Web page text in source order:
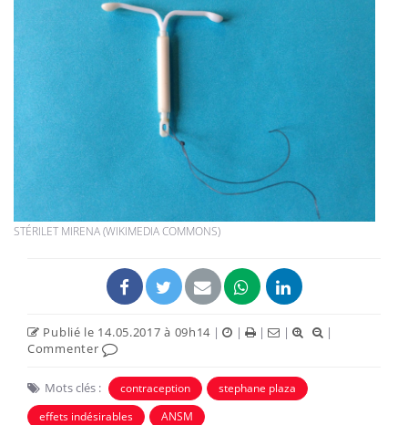
STÉRILET MIRENA (WIKIMEDIA COMMONS)
Publié le 14.05.2017 à 09h14 | | | |
|
Commenter
Mots clés : contraception
stephane plaza
effets indésirables
ANSM